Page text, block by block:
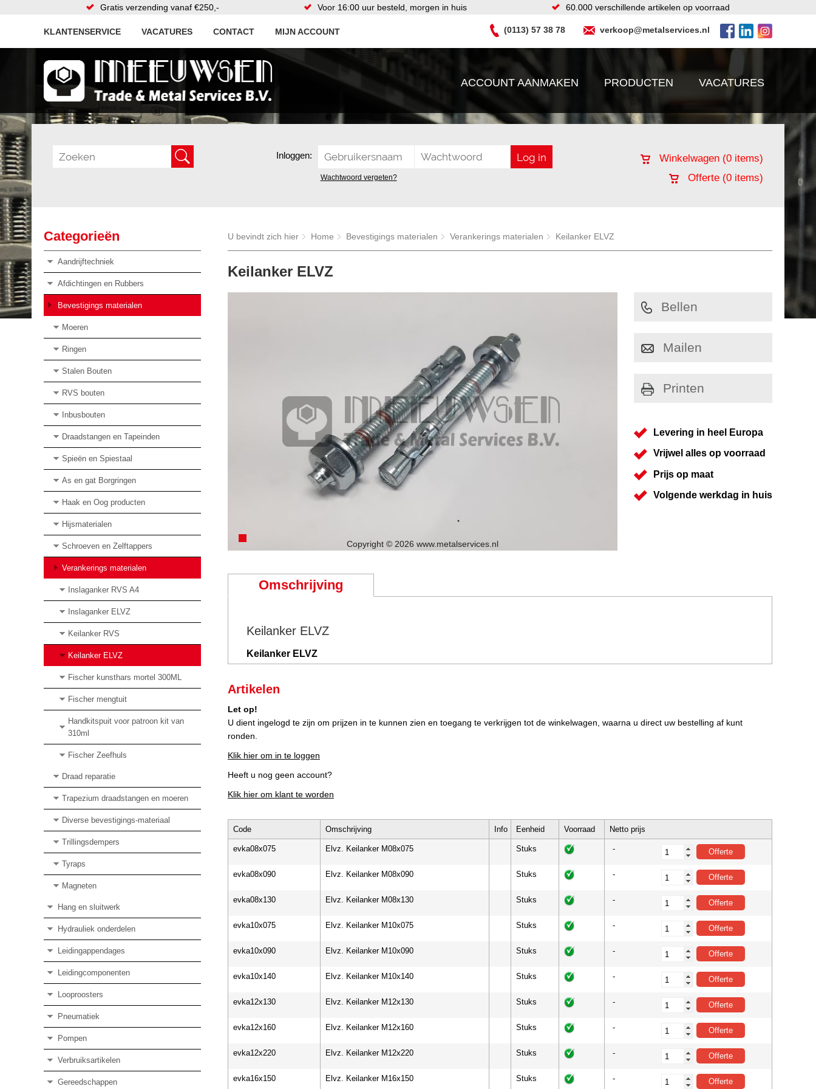
Gratis verzending vanaf €250,- Voor 16:00 uur besteld, morgen in huis 60.000 verschillende artikelen op voorraad
KLANTENSERVICE VACATURES CONTACT MIJN ACCOUNT (0113) 57 38 78 verkoop@metalservices.nl
ACCOUNT AANMAKEN PRODUCTEN VACATURES
Inloggen:
Wachtwoord vergeten?
Winkelwagen (0 items)
Offerte (0 items)
Categorieën
Aandrijftechniek
Afdichtingen en Rubbers
Bevestigings materialen
Moeren
Ringen
Stalen Bouten
RVS bouten
Inbusbouten
Draadstangen en Tapeinden
Spieën en Spiestaal
As en gat Borgringen
Haak en Oog producten
Hijsmaterialen
Schroeven en Zelftappers
Verankerings materialen
Inslaganker RVS A4
Inslaganker ELVZ
Keilanker RVS
Keilanker ELVZ
Fischer kunsthars mortel 300ML
Fischer mengtuit
Handkitspuit voor patroon kit van
310ml
Fischer Zeefhuls
Draad reparatie
Trapezium draadstangen en moeren
Diverse bevestigings-materiaal
Trillingsdempers
Tyraps
Magneten
Hang en sluitwerk
Hydrauliek onderdelen
Leidingappendages
Leidingcomponenten
Looproosters
Pneumatiek
Pompen
Verbruiksartikelen
Gereedschappen
U bevindt zich hier Home Bevestigings materialen Verankerings materialen Keilanker ELVZ
Keilanker ELVZ
Copyright © 2026 www.metalservices.nl
Bellen
Mailen
Printen
Levering in heel Europa
Vrijwel alles op voorraad
Prijs op maat
Volgende werkdag in huis
Omschrijving
Keilanker ELVZ
Keilanker ELVZ
Artikelen
Let op!
U dient ingelogd te zijn om prijzen in te kunnen zien en toegang te verkrijgen tot de winkelwagen, waarna u direct uw bestelling af kunt
ronden.
Klik hier om in te loggen
Heeft u nog geen account?
Klik hier om klant te worden
Code Omschrijving Info Eenheid Voorraad Netto prijs
evka08x075 Elvz. Keilanker M08x075 Stuks -
evka08x090 Elvz. Keilanker M08x090 Stuks -
evka08x130 Elvz. Keilanker M08x130 Stuks -
evka10x075 Elvz. Keilanker M10x075 Stuks -
evka10x090 Elvz. Keilanker M10x090 Stuks -
evka10x140 Elvz. Keilanker M10x140 Stuks -
evka12x130 Elvz. Keilanker M12x130 Stuks -
evka12x160 Elvz. Keilanker M12x160 Stuks -
evka12x220 Elvz. Keilanker M12x220 Stuks -
evka16x150 Elvz. Keilanker M16x150 Stuks -